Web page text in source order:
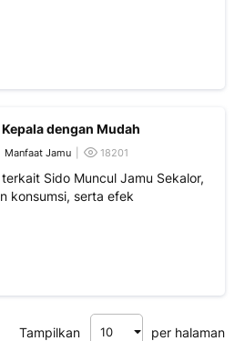
dengan Mudah
Manfaat Jamu 18201
Sido Muncul Jamu Sekalor,
konsumsi, serta efek
Tampilkan per halaman